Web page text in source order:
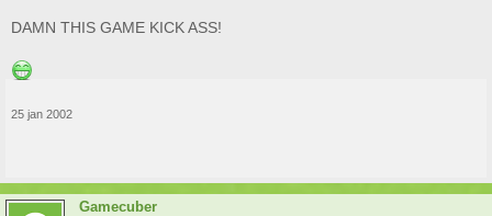
DAMN THIS GAME KICK ASS!
25 jan 2002
Gamecuber